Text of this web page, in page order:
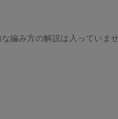
編み方の解説は入っていませ